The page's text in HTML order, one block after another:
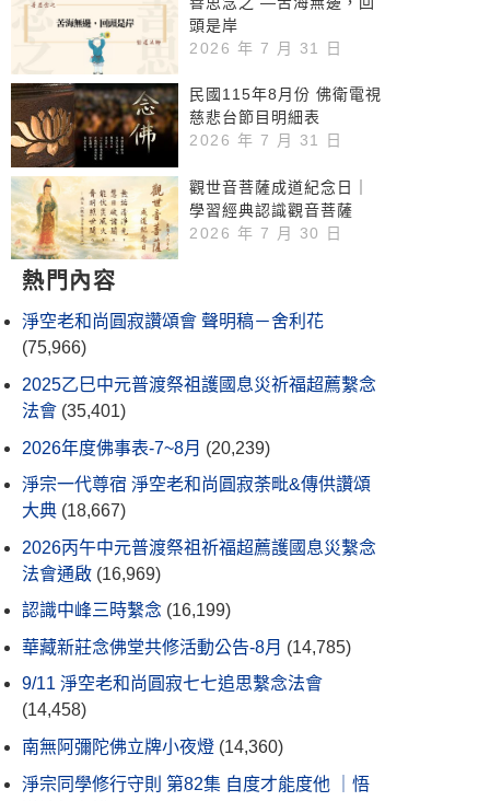
頭是岸
2026 年 7 月 31 日
民國115年8月份 佛衛電視
慈悲台節目明細表
2026 年 7 月 31 日
觀世音菩薩成道紀念日｜
學習經典認識觀音菩薩
2026 年 7 月 30 日
熱門內容
淨空老和尚圓寂讚頌會 聲明稿－舍利花
(75,966)
2025乙巳中元普渡祭祖護國息災祈福超薦繫念
法會 (35,401)
2026年度佛事表-7~8月 (20,239)
淨宗一代尊宿 淨空老和尚圓寂荼毗&傳供讚頌
大典 (18,667)
2026丙午中元普渡祭祖祈福超薦護國息災繫念
法會通啟 (16,969)
認識中峰三時繫念 (16,199)
華藏新莊念佛堂共修活動公告-8月 (14,785)
9/11 淨空老和尚圓寂七七追思繫念法會
(14,458)
南無阿彌陀佛立牌小夜燈 (14,360)
淨宗同學修行守則 第82集 自度才能度他 ｜悟